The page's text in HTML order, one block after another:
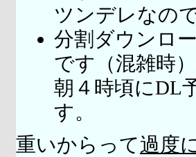
ツンデレなの
分割ダウンロ
です（混雑時）
朝４時頃にDL
す。
重いからって過度